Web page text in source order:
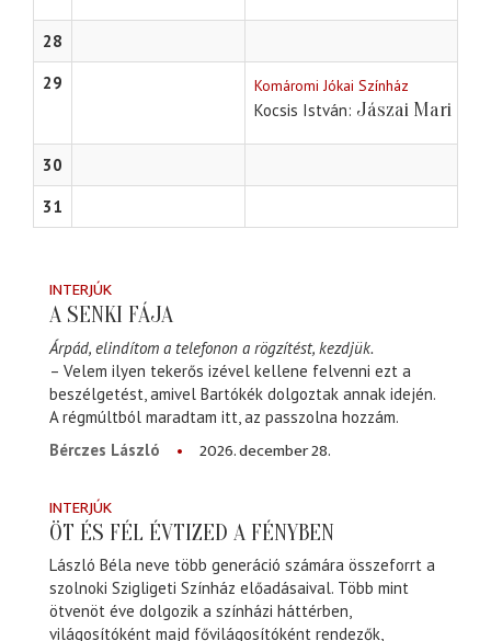
28
29
Komáromi Jókai Színház
Kocsis István Jászai Mari
30
31
INTERJÚK
A SENKI FÁJA
Árpád, elindítom a telefonon a rögzítést, kezdjük.
– Velem ilyen tekerős izével kellene felvenni ezt a
beszélgetést, amivel Bartókék dolgoztak annak idején.
A régmúltból maradtam itt, az passzolna hozzám.
Bérczes László
2026. december 28.
INTERJÚK
ÖT ÉS FÉL ÉVTIZED A FÉNYBEN
László Béla neve több generáció számára összeforrt a
szolnoki Szigligeti Színház előadásaival. Több mint
ötvenöt éve dolgozik a színházi háttérben,
világosítóként majd fővilágosítóként rendezők,